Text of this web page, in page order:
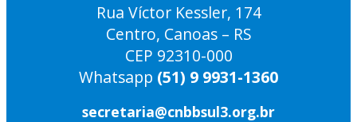
Rua Víctor Kessler, 174
Centro, Canoas – RS
CEP 92310-000
Whatsapp (51) 9 9931-1360
secretaria@cnbbsul3.org.br